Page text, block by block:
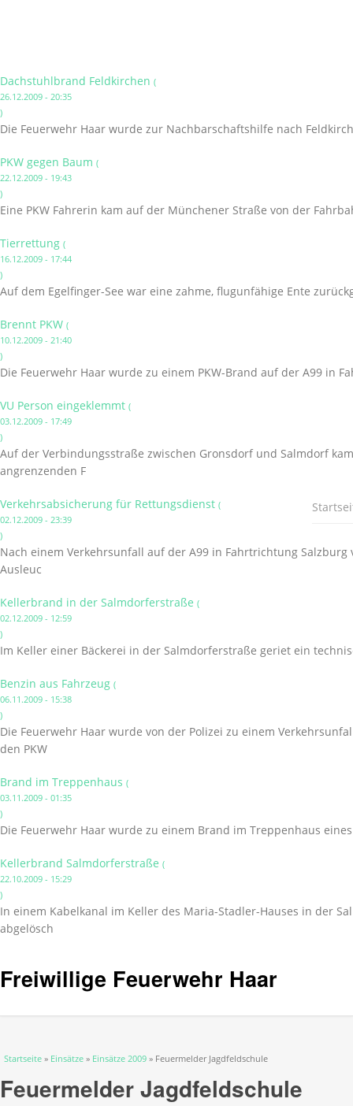
Dachstuhlbrand Feldkirchen (
26.12.2009 - 20:35
)
Die Feuerwehr Haar wurde zur Nachbarschaftshilfe nach
PKW gegen Baum (
22.12.2009 - 19:43
)
Eine PKW Fahrerin kam auf der Münchener Straße von der
Tierrettung (
16.12.2009 - 17:44
)
Auf dem Egelfinger-See war eine zahme, flugunfähige Ente
Brennt PKW (
10.12.2009 - 21:40
)
Die Feuerwehr Haar wurde zu einem PKW-Brand auf der A99 in
VU Person eingeklemmt (
03.12.2009 - 17:49
)
Auf der Verbindungsstraße zwischen Gronsdorf und Salmdorf
angrenzenden F
Verkehrsabsicherung für Rettungsdienst (
02.12.2009 - 23:39
)
Nach einem Verkehrsunfall auf der A99 in Fahrtrichtung
Ausleuc
Kellerbrand in der Salmdorferstraße (
02.12.2009 - 12:59
)
Im Keller einer Bäckerei in der Salmdorferstraße geriet ein
Benzin aus Fahrzeug (
06.11.2009 - 15:38
)
Die Feuerwehr Haar wurde von der Polizei zu einem
den PKW
Brand im Treppenhaus (
03.11.2009 - 01:35
)
Die Feuerwehr Haar wurde zu einem Brand im Treppenhaus
Kellerbrand Salmdorferstraße (
22.10.2009 - 15:29
)
In einem Kabelkanal im Keller des Maria-Stadler-Hauses in der
abgelösch
Freiwillige Feuerwehr Haar
Sie sind hier
Startseite » Einsätze » Einsätze 2009 » Feuermelder Jagdfeldschule
Feuermelder Jagdfeldschule